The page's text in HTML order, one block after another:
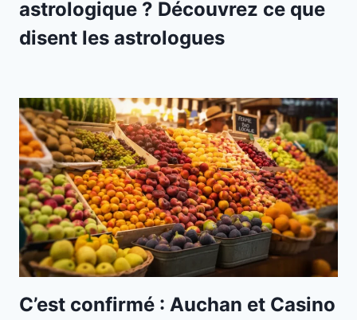
astrologique ? Découvrez ce que
disent les astrologues
C’est confirmé : Auchan et Casino